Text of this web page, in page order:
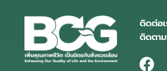
ติดต่อเ
ติดตาม